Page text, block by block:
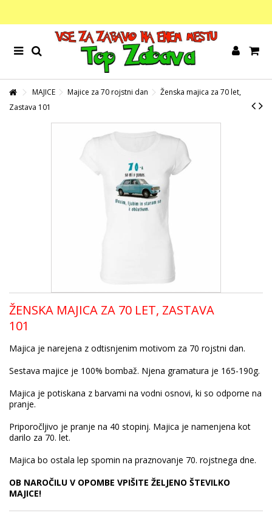
MAJICE Majice za 70 rojstni dan
Ženska majica za 70 let,
Zastava 101
ŽENSKA MAJICA ZA 70 LET, ZASTAVA
101
Majica je narejena z odtisnjenim motivom za 70 rojstni dan.
Sestava majice je 100% bombaž. Njena gramatura je 165-190g.
Majica je potiskana z barvami na vodni osnovi, ki so odporne na
pranje.
Priporočljivo je pranje na 40 stopinj. Majica je namenjena kot
darilo za 70. let.
Majica bo ostala lep spomin na praznovanje 70. rojstnega dne.
OB NAROČILU V OPOMBE VPIŠITE ŽELJENO ŠTEVILKO
MAJICE!